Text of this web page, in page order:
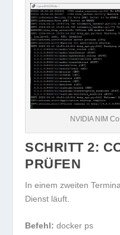
NVIDIA NIM
SCHRITT 2:
PRÜFEN
In einem zweiten
Dienst läuft.
Befehl: docker ps